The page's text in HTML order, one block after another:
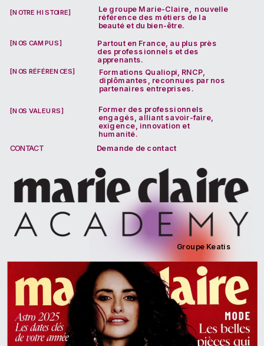
Le groupe Marie-Claire,  nouvelle
référence des métiers de la
beauté et du bien-être.
[NOTRE HISTOIRE]
[NOS CAMPUS]
Partout en France, au plus près
des professionnels et des
apprenants.
[NOS RÉFÉRENCES] Formations Qualiopi, RNCP,
diplômantes, reconnues par nos
partenaires entreprises.
Former des professionnels
engagés, alliant savoir-faire,
exigence, innovation et
humanité.
[NOS VALEURS]
Demande de contact
CONTACT
Groupe Keatis